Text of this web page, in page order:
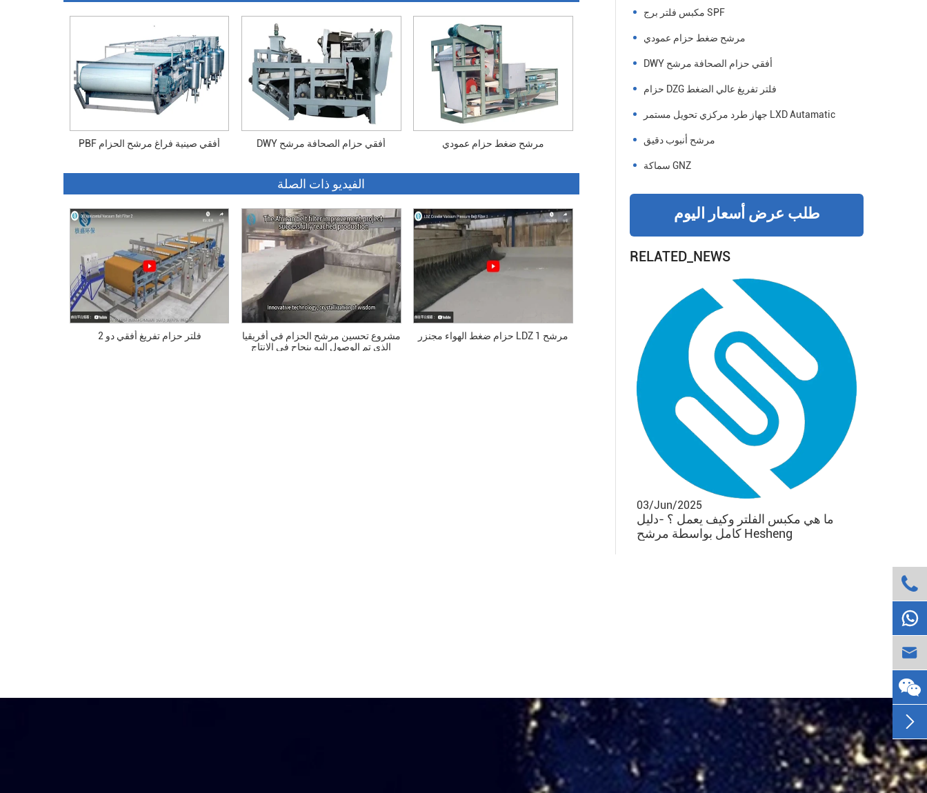
PBF أفقي صينية فراغ مرشح الحزام DWY أفقي حزام الصحافة مرشح مرشح ضغط حزام عمودي
الفيديو ذات الصلة
فلتر حزام تفريغ أفقي دو 2
مشروع تحسين مرشح الحزام في أفريقيا
الذي تم الوصول إليه بنجاح في الإنتاج
حزام ضغط الهواء مجنزر LDZ مرشح 1
مكبس فلتر برج SPF
مرشح ضغط حزام عمودي
DWY أفقي حزام الصحافة مرشح
حزام DZG فلتر تفريغ عالي الضغط
جهاز طرد مركزي تحويل مستمر LXD Autamatic
مرشح أنبوب دقيق
سماكة GNZ
طلب عرض أسعار اليوم
RELATED_NEWS
03/Jun/2025
حزام ضغط لنزح المياه من الحمأة: حل فلتر
هيشنغ الفعال
03/Jun/2025
ما هي مكبس الفلتر وكيف يعمل ؟ -دليل
كامل بواسطة مرشح Hesheng



